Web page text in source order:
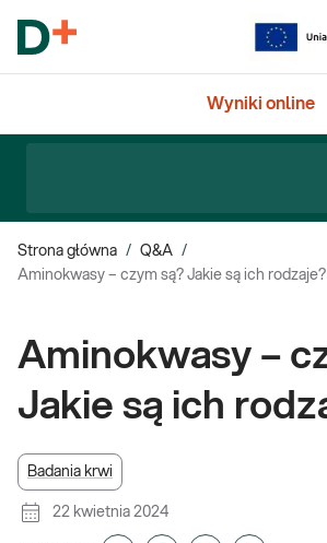
Wyniki online
Strona główna / Q&A /
Aminokwasy – czym są? Jakie są ich rodzaje?
Aminokwasy –
Jakie są ich
Badania krwi
22 kwietnia 2024